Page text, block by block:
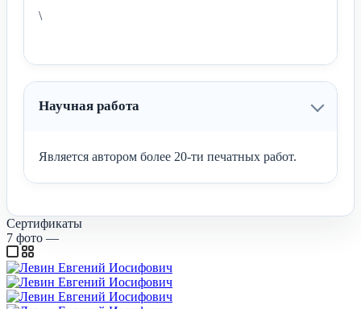
\
Научная работа
Является автором более 20-ти печатных работ.
Сертификаты
7 фото —